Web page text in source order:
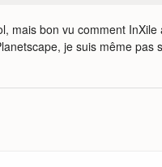
mais bon vu comment
je suis même pas